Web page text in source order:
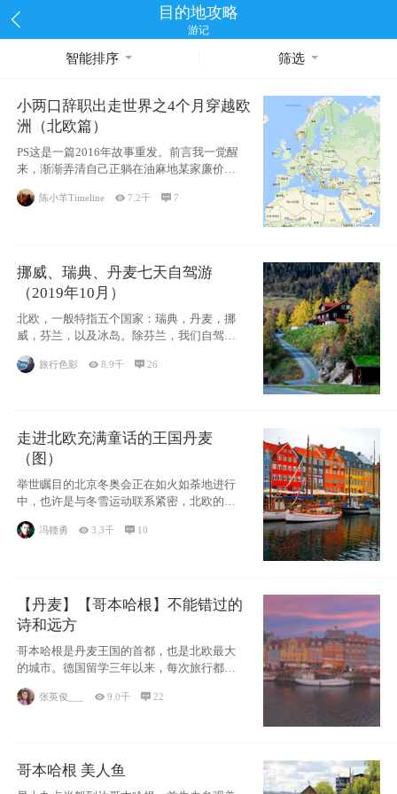
目的地攻略
游记
智能排序 筛选
小两口辞职出走世界之4个月穿越欧
洲（北欧篇）
PS这是一篇2016年故事重发。前言我一觉醒
来，渐渐弄清自己正躺在油麻地某家廉价宾
馆
陈小羊Timeline 7.2千 7
挪威、瑞典、丹麦七天自驾游
（2019年10月）
北欧，一般特指五个国家：瑞典，丹麦，挪
威，芬兰，以及冰岛。除芬兰，我们自驾游
旅行色影 8.9千 26
走进北欧充满童话的王国丹麦
（图）
举世瞩目的北京冬奥会正在如火如荼地进行
中，也许是与冬雪运动联系紧密，北欧的一
些国家因
冯赣勇 3.3千  10
【丹麦】【哥本哈根】不能错过的
诗和远方
哥本哈根是丹麦王国的首都，也是北欧最大
的城市。德国留学三年以来，每次旅行都是
张英俊___ 9.0千 22
哥本哈根 美人鱼